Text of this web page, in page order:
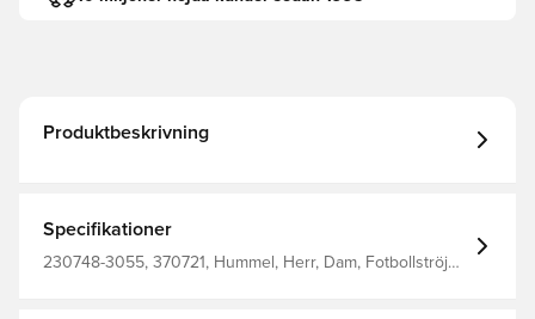
Produktbeskrivning
Specifikationer
230748-3055, 370721, Hummel, Herr, Dam, Fotbollströjor,